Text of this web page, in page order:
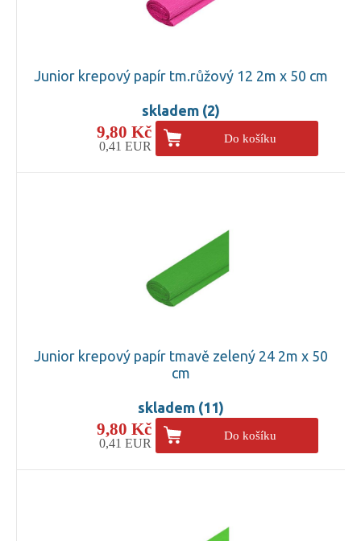
Junior krepový papír tm.růžový 12 2m x 50 cm
skladem (2)
9,80 Kč
0,41 EUR
Do košíku
Junior krepový papír tmavě zelený 24 2m x 50
cm
skladem (11)
9,80 Kč
0,41 EUR
Do košíku